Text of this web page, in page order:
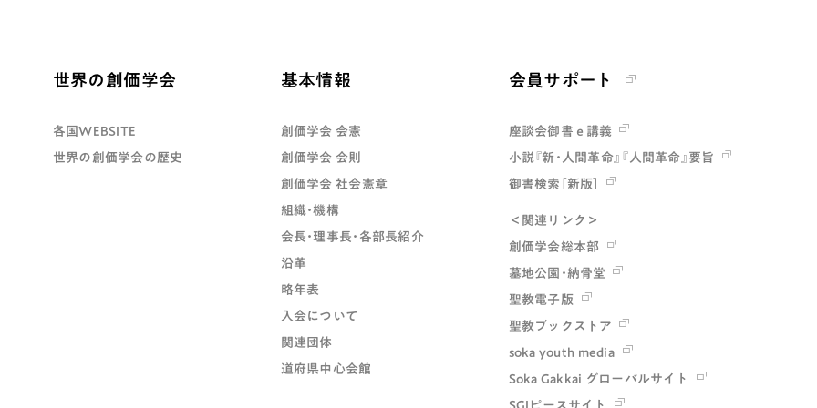
世界の創価学会
各国WEBSITE
世界の創価学会の歴史
基本情報
創価学会 会憲
創価学会 会則
創価学会 社会憲章
組織・機構
会長・理事長・各部長紹介
沿革
略年表
入会について
関連団体
道府県中心会館
会員サポート
座談会御書ｅ講義
小説『新・人間革命』『人間革命』要旨
御書検索［新版］
＜関連リンク＞
創価学会総本部
墓地公園・納骨堂
聖教電子版
聖教ブックストア
soka youth media
Soka Gakkai グローバルサイト